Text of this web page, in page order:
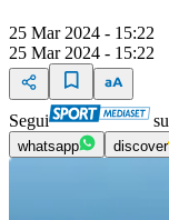
25 Mar 2024 - 15:22
25 Mar 2024 - 15:22
Segui su
whatsapp discover